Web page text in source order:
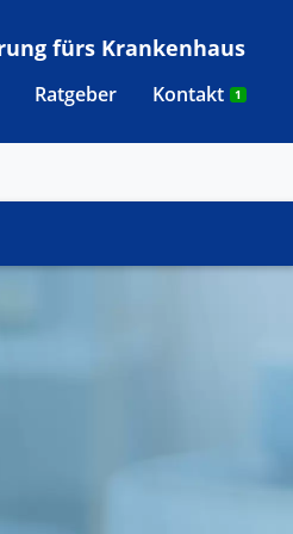
Ratgeber Kontakt 1
fürs Krankenhaus